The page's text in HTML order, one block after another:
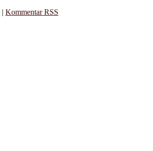
| Kommentar RSS